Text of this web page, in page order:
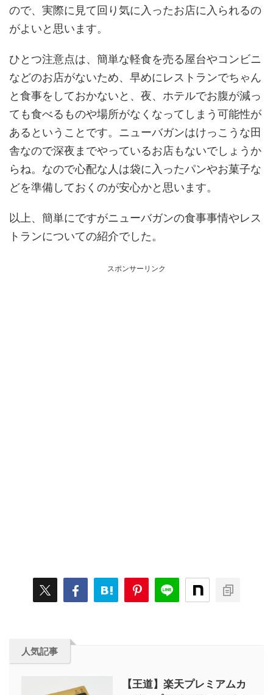
ので、実際に見て回り気に入ったお店に入られるの
がよいと思います。
ひとつ注意点は、簡単な軽食を売る屋台やコンビニ
などのお店がないため、早めにレストランでちゃん
と食事をしておかないと、夜、ホテルでお腹が減っ
ても食べるものや場所がなくなってしまう可能性が
あるということです。ニューバガンはけっこうな田
舎なので深夜までやっているお店もないでしょうか
らね。なので心配な人は袋に入ったパンやお菓子な
どを準備しておくのが安心かと思います。
以上、簡単にですがニューバガンの食事事情やレス
トランについての紹介でした。
スポンサーリンク
人気記事
【王道】楽天プレミアムカ